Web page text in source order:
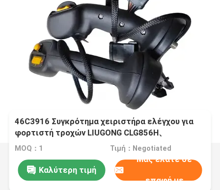
46C3916 Συγκρότημα χειριστήρα ελέγχου για
φορτιστή τροχών LIUGONG CLG856H、
CLG860H、CLG870H、CLG855N、CLG855H、
MOQ：1 Τιμή：Negotiated
Καλύτερη τιμή
Μας ελάτε σε
επαφή με